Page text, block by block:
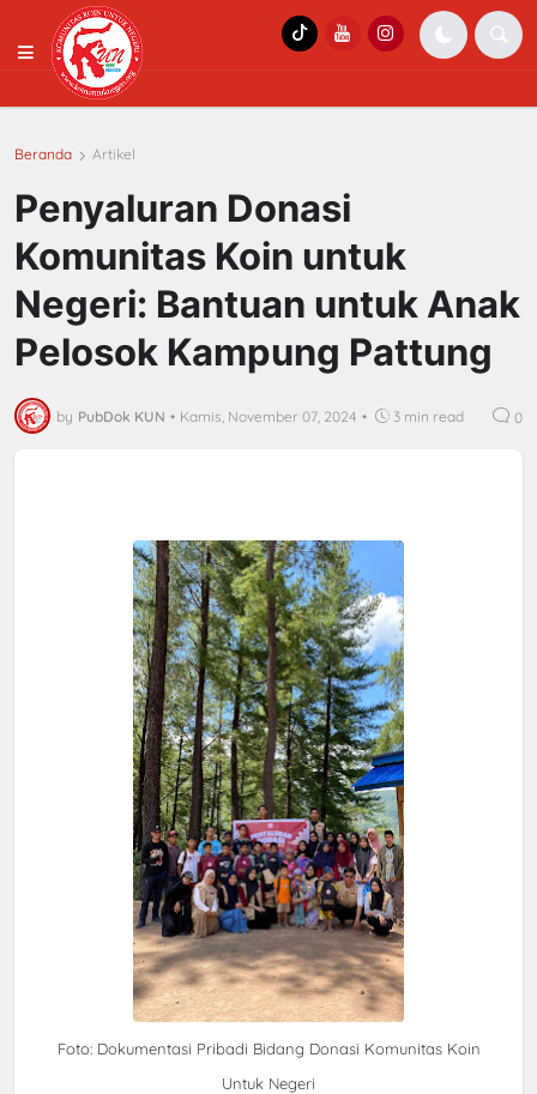
Beranda Artikel
Penyaluran Donasi
Komunitas Koin untuk
Negeri: Bantuan untuk Anak
Pelosok Kampung Pattung
by PubDok KUN • Kamis, November 07, 2024 • 3 min read 0
Foto: Dokumentasi Pribadi Bidang Donasi Komunitas Koin
Untuk Negeri